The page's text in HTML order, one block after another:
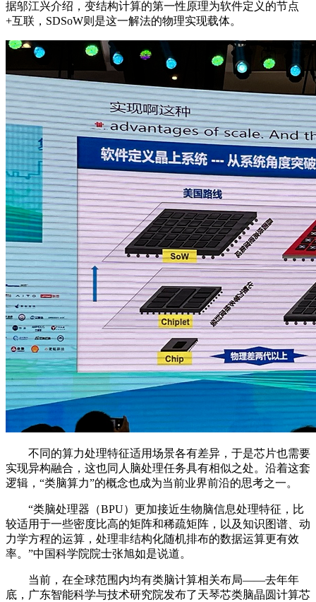
据邬江兴介绍，变结构计算的第一性原理为软件定义的节点
+互联，SDSoW则是这一解法的物理实现载体。
不同的算力处理特征适用场景各有差异，于是芯片也需要
实现异构融合，这也同人脑处理任务具有相似之处。沿着这套
逻辑，“类脑算力”的概念也成为当前业界前沿的思考之一。
“类脑处理器（BPU）更加接近生物脑信息处理特征，比
较适用于一些密度比高的矩阵和稀疏矩阵，以及知识图谱、动
力学方程的运算，处理非结构化随机排布的数据运算更有效
率。”中国科学院院士张旭如是说道。
当前，在全球范围内均有类脑计算相关布局——去年年
底，广东智能科学与技术研究院发布了天琴芯类脑晶圆计算芯